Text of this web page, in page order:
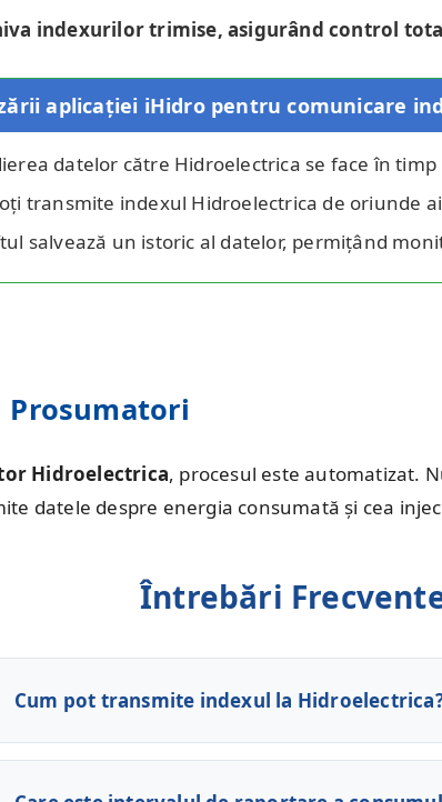
indexurilor trimise, asigurând control
aplicației iHidro pentru comunicare
datelor către Hidroelectrica se face în timp
transmite indexul Hidroelectrica de oriunde
salvează un istoric al datelor, permițând
Hidroelectrica, procesul este automatizat.
datele despre energia consumată și cea
Întrebări
Cum pot transmite indexul la
Ai la dispoziție trei metode rapide:
Telefonic: Apelează gratuit